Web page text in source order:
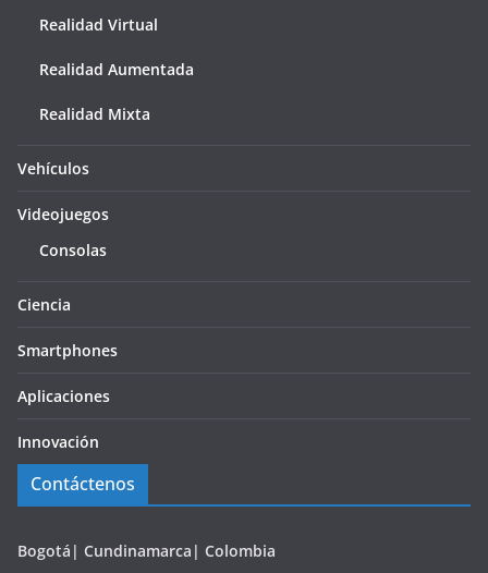
Realidad Virtual
Realidad Aumentada
Realidad Mixta
Vehículos
Videojuegos
Consolas
Ciencia
Smartphones
Aplicaciones
Innovación
Contáctenos
Bogotá| Cundinamarca| Colombia